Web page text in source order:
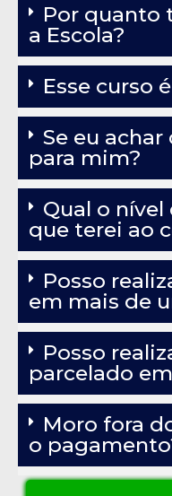
Por quanto
a Escola?
Esse curso
Se eu
para mim?
Qual o
que terei ao
Posso
em mais de
Posso
parcelado
Moro fora
o